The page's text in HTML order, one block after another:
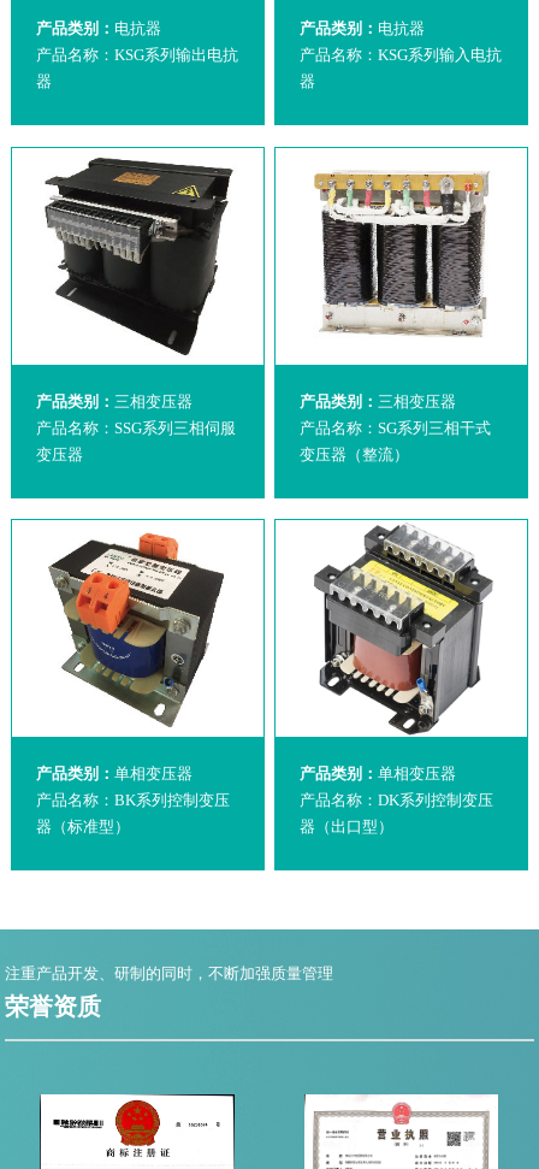
产品类别： 电抗器
产品名称：KSG系列输出电抗
器
产品类别： 电抗器
产品名称：KSG系列输入电抗
器
产品类别： 三相变压器
产品名称：SSG系列三相伺服
变压器
产品类别： 三相变压器
产品名称：SG系列三相干式
变压器（整流）
产品类别： 单相变压器
产品名称：BK系列控制变压
器（标准型）
产品类别：单相变压器
产品名称：DK系列控制变压
器（出口型）
注重产品开发、研制的同时，不断加强质量管理
荣誉资质